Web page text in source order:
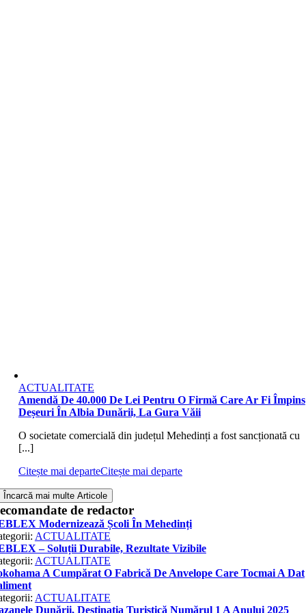
ACTUALITATE
Amendă De 40.000 De Lei Pentru O Firmă Care Ar Fi Împins
Deșeuri În Albia Dunării, La Gura Văii
O societate comercială din județul Mehedinți a fost sancționată cu
[...]
Citește mai departeCitește mai departe
Încarcă mai multe Articole
de redactor
Modernizează Școli În Mehedinți
ACTUALITATE
– Soluții Durabile, Rezultate Vizibile
ACTUALITATE
A Cumpărat O Fabrică De Anvelope Care Tocmai A Dat
ACTUALITATE
Dunării, Destinația Turistică Numărul 1 A Anului 2025